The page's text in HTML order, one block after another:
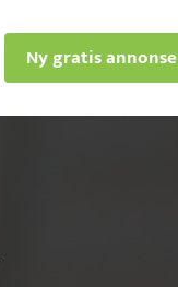
Ny gratis annonse